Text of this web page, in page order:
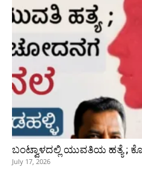
ಬಂಟ್ವಾಳದಲ್ಲಿ ಯುವತಿಯ ಹತ್ಯೆ ;
July 17, 2026